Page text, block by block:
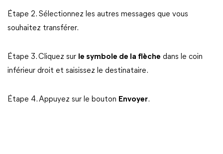
Étape 2. Sélectionnez les autres messages que vous
souhaitez transférer.
Étape 3. Cliquez sur le symbole de la flèche dans le coin
inférieur droit et saisissez le destinataire.
Étape 4. Appuyez sur le bouton Envoyer.